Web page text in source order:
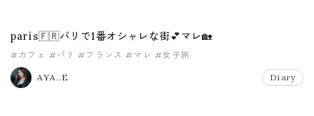
paris🇫🇷パリで1番オシャレな街💕マレ🏡
#カフェ #パリ #フランス #マレ #女子旅
AYA..E Diary